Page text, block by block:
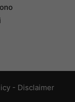
- Disclaimer